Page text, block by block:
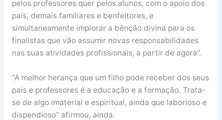
pelos professores quer pelos alunos, com o apoio dos
pais, demais familiares e benfeitores, e
simultaneamente implorar a bênção divina para os
finalistas que vão assumir novas responsabilidades
nas suas atividades profissionais, a partir de agora”.
“A melhor herança que um filho pode receber dos seus
pais e professores é a educação e a formação. Trata-
se de algo imaterial e espiritual, ainda que laborioso e
dispendioso” afirmou, ainda.